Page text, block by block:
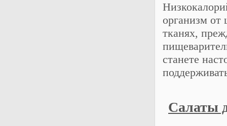
организм от
тканях,
станете
Салаты